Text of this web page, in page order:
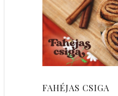
FAHÉJAS CSIGA